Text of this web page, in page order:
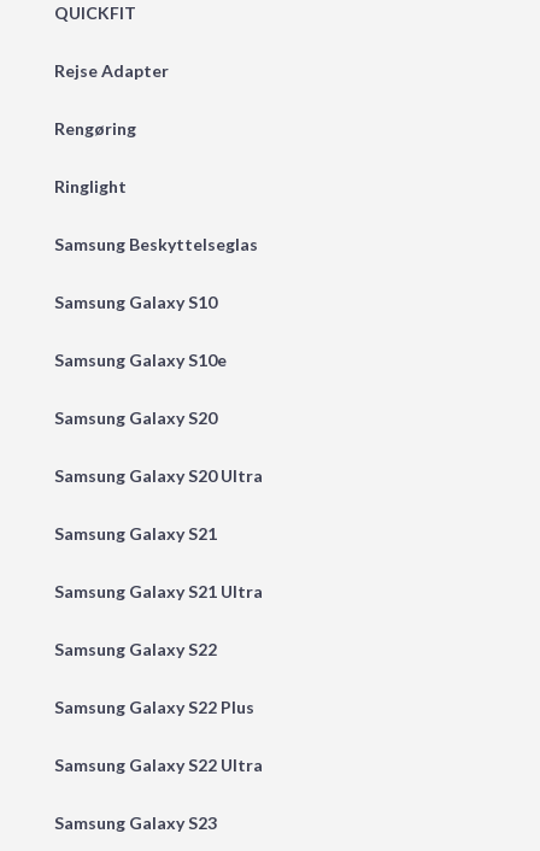
QUICKFIT
Rejse Adapter
Rengøring
Ringlight
Samsung Beskyttelseglas
Samsung Galaxy S10
Samsung Galaxy S10e
Samsung Galaxy S20
Samsung Galaxy S20 Ultra
Samsung Galaxy S21
Samsung Galaxy S21 Ultra
Samsung Galaxy S22
Samsung Galaxy S22 Plus
Samsung Galaxy S22 Ultra
Samsung Galaxy S23